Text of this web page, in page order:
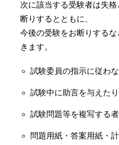
次に該当する受験者は失
断りするとともに、
今後の受験をお断りする
きます。
試験委員の指示に従わ
試験中に助言を与えた
試験問題等を複写する者
問題用紙・答案用紙・